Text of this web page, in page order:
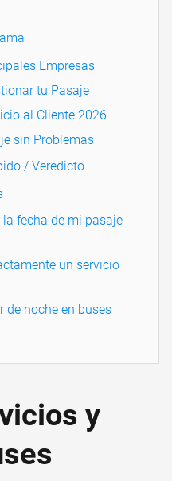
Empresas
tu Pasaje
al Cliente 2026
sin Problemas
/ Veredicto
fecha de mi pasaje
un servicio
de noche en buses
y